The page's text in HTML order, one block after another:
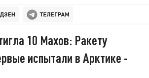
10 Махов: Ракету
испытали в Арктике -